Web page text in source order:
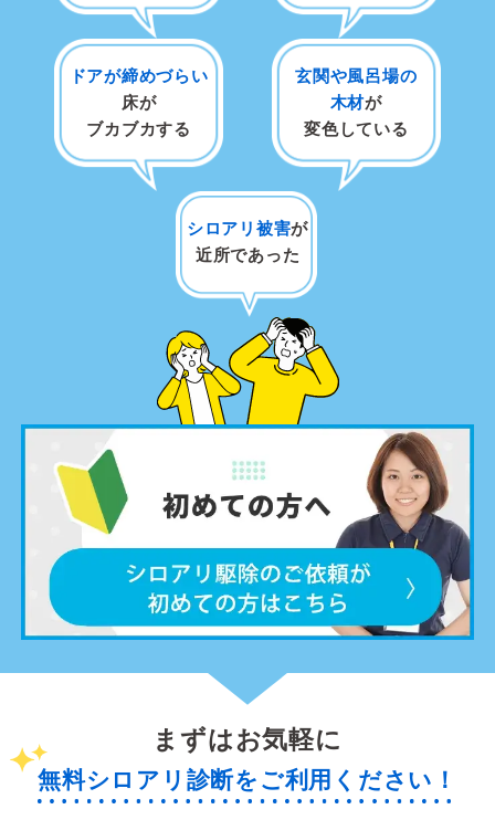
ドアが締めづらい
床が
ブカブカする
玄関や風呂場の
木材が
変色している
シロアリ被害が
近所であった
まずはお気軽に
無料シロアリ診断をご利用ください！